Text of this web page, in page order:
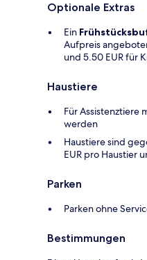
Optionale Extras
Ein
Aufpreis
und 5.50 EUR für
Haustiere
Für Assistenztiere
werden
Haustiere sind
EUR pro Haustier
Parken
Parken ohne
Bestimmungen